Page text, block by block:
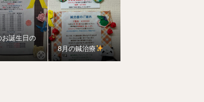
お誕生日の
8月の鍼治療